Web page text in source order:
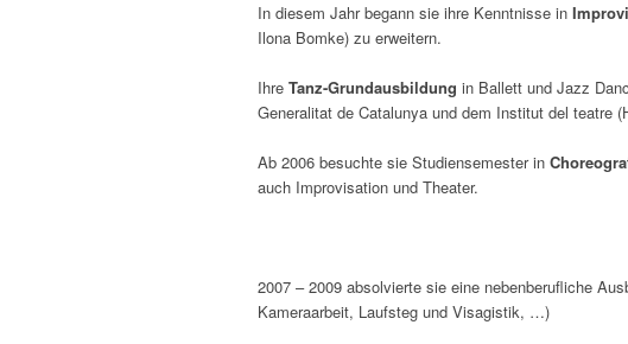
In diesem Jahr begann sie ihre Kenntnisse in
Ilona Bomke) zu erweitern.
Ihre Tanz-Grundausbildung in Ballett und Jazz
Generalitat de Catalunya und dem Institut del teatre
Ab 2006 besuchte sie Studiensemester in
auch Improvisation und Theater.
2007 – 2009 absolvierte sie eine nebenberufliche
Kameraarbeit, Laufsteg und Visagistik, …)